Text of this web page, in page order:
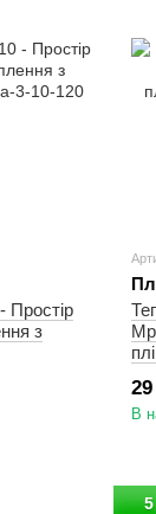
Простір
з
В
5